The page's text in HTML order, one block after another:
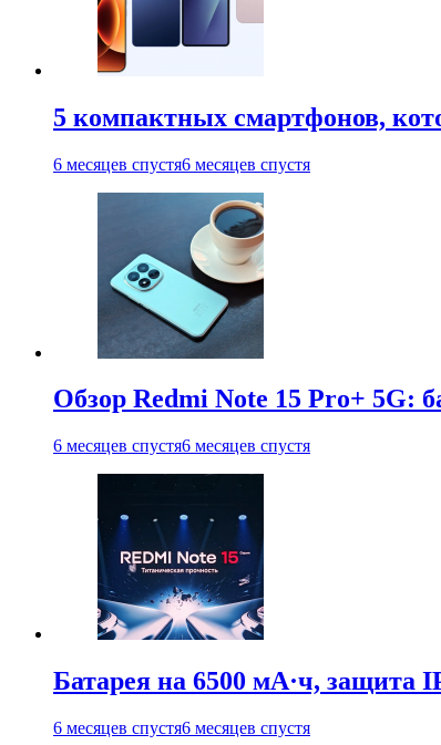
5 компактных смартфонов,
6 месяцев спустя6 месяцев спустя
Обзор Redmi Note 15 Pro+ 5G:
6 месяцев спустя6 месяцев спустя
Батарея на 6500 мА·ч, защита
6 месяцев спустя6 месяцев спустя